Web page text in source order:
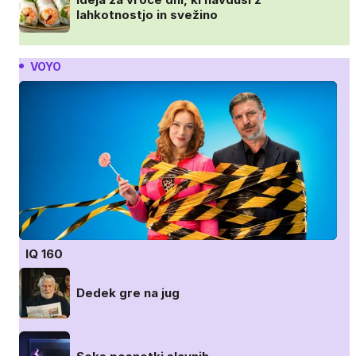
lahkotnostjo in svežino
VOYO
IQ 160
Dedek gre na jug